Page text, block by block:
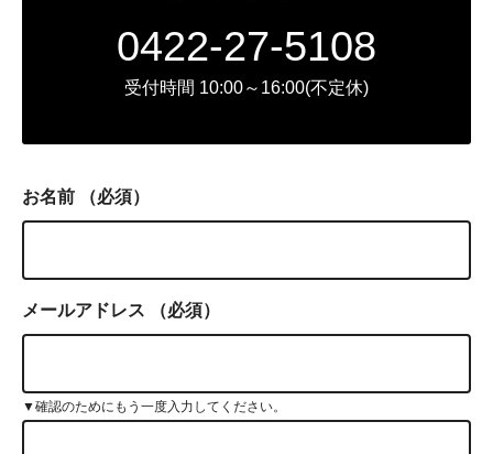
0422-27-5108
受付時間 10:00～16:00(不定休)
お名前 （必須）
メールアドレス （必須）
▼確認のためにもう一度入力してください。